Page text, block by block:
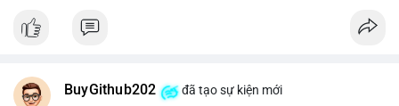
BuyGithub202 đã tạo sự kiện mới